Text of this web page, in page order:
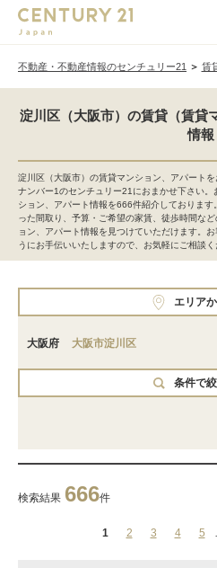
不動産・不動産情報のセンチュリー21 賃
淀川区（大阪市）の賃貸（賃貸
情報
淀川区（大阪市）の賃貸マンション、アパート
ナンバー1のセンチュリー21におまかせ下さい
ション、アパート情報を666件紹介しておりま
った間取り、予算・ご希望の家賃、徒歩時間な
ョン、アパート情報を見つけていただけます。
うにお手伝いいたしますので、お気軽にご相談く
エリア
大阪府 大阪市淀川区
条件で
検索結果 666件
1 2 3 4 5